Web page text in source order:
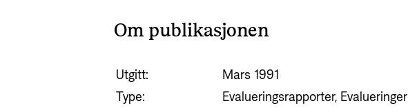
Om publikasjonen
Utgitt:
Mars 1991
Type:
Evalueringsrapporter, Evalueringer